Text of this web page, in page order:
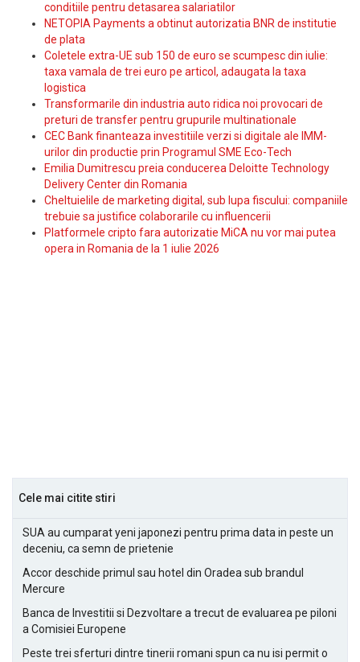
conditiile pentru detasarea salariatilor
NETOPIA Payments a obtinut autorizatia BNR de institutie
de plata
Coletele extra-UE sub 150 de euro se scumpesc din iulie:
taxa vamala de trei euro pe articol, adaugata la taxa
logistica
Transformarile din industria auto ridica noi provocari de
preturi de transfer pentru grupurile multinationale
CEC Bank finanteaza investitiile verzi si digitale ale IMM-
urilor din productie prin Programul SME Eco-Tech
Emilia Dumitrescu preia conducerea Deloitte Technology
Delivery Center din Romania
Cheltuielile de marketing digital, sub lupa fiscului: companiile
trebuie sa justifice colaborarile cu influencerii
Platformele cripto fara autorizatie MiCA nu vor mai putea
opera in Romania de la 1 iulie 2026
Cele mai citite stiri
SUA au cumparat yeni japonezi pentru prima data in peste un
deceniu, ca semn de prietenie
Accor deschide primul sau hotel din Oradea sub brandul
Mercure
Banca de Investitii si Dezvoltare a trecut de evaluarea pe piloni
a Comisiei Europene
Peste trei sferturi dintre tinerii romani spun ca nu isi permit o